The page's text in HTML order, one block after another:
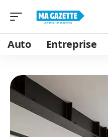
Auto Entreprise